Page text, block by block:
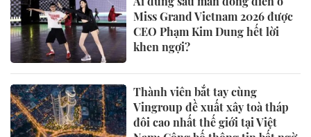
Miss Grand Vietnam 2026 được
CEO Phạm Kim Dung hết lời
khen ngợi?
Thành viên bắt tay cùng
Vingroup đề xuất xây toà tháp
đôi cao nhất thế giới tại Việt